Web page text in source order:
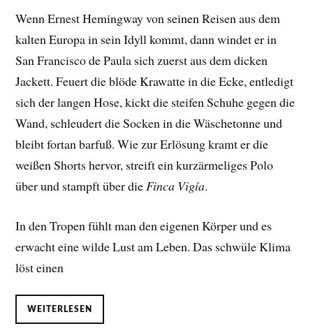
Wenn Ernest Hemingway von seinen Reisen aus dem
kalten Europa in sein Idyll kommt, dann windet er in
San Francisco de Paula sich zuerst aus dem dicken
Jackett. Feuert die blöde Krawatte in die Ecke, entledigt
sich der langen Hose, kickt die steifen Schuhe gegen die
Wand, schleudert die Socken in die Wäschetonne und
bleibt fortan barfuß. Wie zur Erlösung kramt er die
weißen Shorts hervor, streift ein kurzärmeliges Polo
über und stampft über dieFinca Vigía.
In den Tropen fühlt man den eigenen Körper und es
erwacht eine wilde Lust am Leben. Das schwüle Klima
löst einen
WEITERLESEN